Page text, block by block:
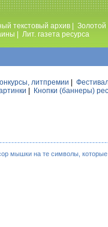
текстовый архив Золотой
Лит. газета ресурса
литпремии
Кнопки (баннеры)
мышки на те символы,